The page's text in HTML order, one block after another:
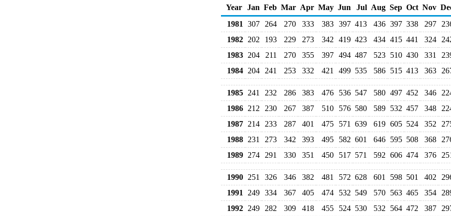
Year Jan Feb Mar Apr May Jun Jul Aug Sep Oct Nov
1981
307 264 270 333 383 397 413 436 397 338 297
1982 202 193 229 273 342 419 423 434 415 441 324
1983 204 211 270 355 397 494 487 523 510 430 331
1984 204 241 253 332 421 499 535 586 515 413 363
1985 241 232 286 383 476 536 547 580 497 452 346
1986 212 230 267 387 510 576 580 589 532 457 348
1987 214 233 287 401 475 571 639 619 605 524 352
1988 231 273 342 393 495 582 601 646 595 508 368
1989 274 291 330 351 450 517 571 592 606 474 376
1990 251 326 346 382 481 572 628 601 598 501 402
1991
249 334 367 405 474 532 549 570 563 465 354
1992 249 282 309 418 455 524 530 532 564 472 387